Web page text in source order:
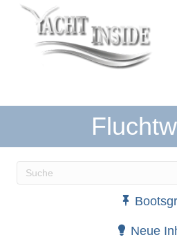
Wenn die Ergebnisse der
Neue